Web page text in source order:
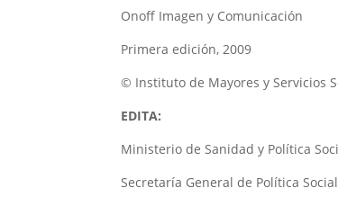
Onoff Imagen y Comunicación
Primera edición, 2009
© Instituto de Mayores y Servicios
EDITA:
Ministerio de Sanidad y Política
Secretaría General de Política